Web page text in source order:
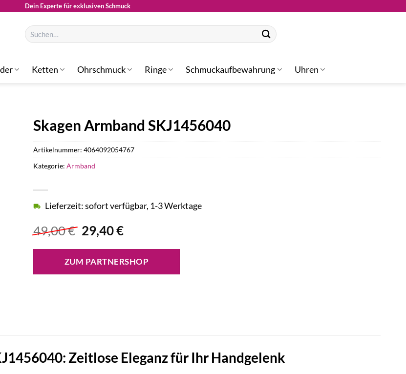
Dein Experte für exklusiven Schmuck
Suchen
nach:
Ketten Ohrschmuck Ringe Schmuckaufbewahrung Uhren
Skagen Armband SKJ1456040
49,00€ Ursprünglicher
Preis
war:
49,00 €
29,40€Aktueller
ist:
29,40 €.
Lieferzeit: sofort verfügbar, 1-3 Werktage
ZUM PARTNERSHOP
Artikelnummer:4064092054767
Kategorie:Armband
Zeitlose Eleganz für Ihr Handgelenk